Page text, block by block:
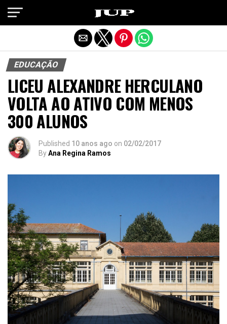
EDUCAÇÃO
LICEU ALEXANDRE HERCULANO
VOLTA AO ATIVO COM MENOS
300 ALUNOS
Published 10 anos ago on 02/02/2017
ByAna Regina Ramos
Exit mobile version